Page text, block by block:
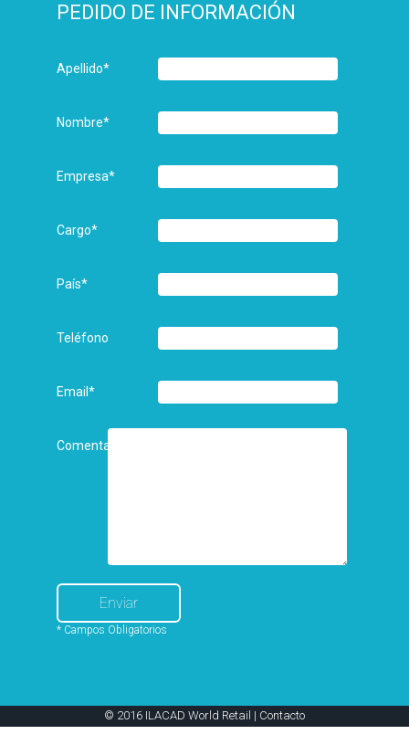
PEDIDO DE INFORMACIÓN
Apellido*
Nombre*
Empresa*
Cargo*
País*
Teléfono
Email*
Comentarios
* Campos Obligatorios
© 2016 ILACAD World Retail | Contacto